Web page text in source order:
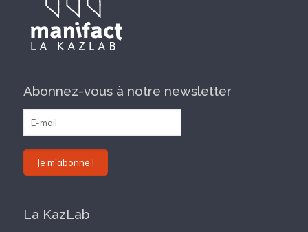
Abonnez-vous à notre newsletter
La KazLab